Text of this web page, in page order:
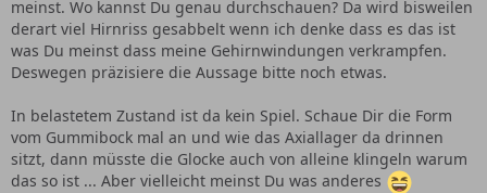
meinst. Wo kannst Du genau durchschauen? Da wird bisweilen
derart viel Hirnriss gesabbelt wenn ich denke dass es das ist
was Du meinst dass meine Gehirnwindungen verkrampfen.
Deswegen präzisiere die Aussage bitte noch etwas.
In belastetem Zustand ist da kein Spiel. Schaue Dir die Form
vom Gummibock mal an und wie das Axiallager da drinnen
sitzt, dann müsste die Glocke auch von alleine klingeln warum
das so ist ... Aber vielleicht meinst Du was anderes